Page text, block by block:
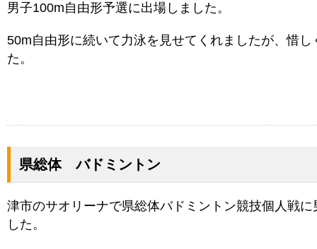
男子100m自由形予選に出場しました。
50m自由形に続いて力泳を見せてくれましたが、惜
た。
県総体 バドミントン
津市のサオリーナで県総体バドミントン競技個人戦
した。